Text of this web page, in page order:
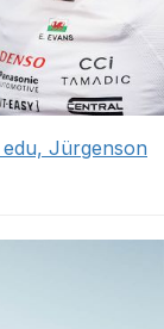
Jürgenson